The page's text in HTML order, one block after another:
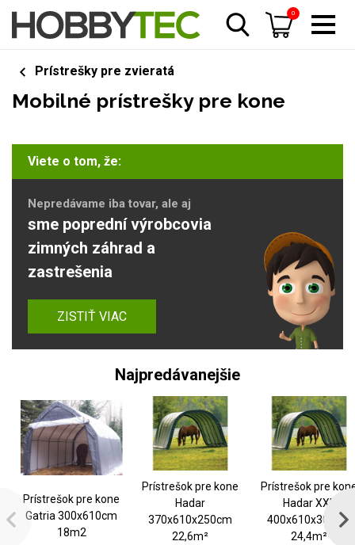
0
Prístrešky pre zvieratá
Mobilné prístrešky pre kone
Viete o tom, že:
Nepredávame iba tovar, ale aj
sme poprední výrobcovia
zimných záhrad a
zastrešenia
ZISTIŤ VIAC
Najpredávanejšie
Prístrešok pre kone
Gatria 300x610cm
18m2
Prístrešok pre kone
Hadar
370x610x250cm
22,6m²
Prístrešok pre
Hadar XXL
400x610x300cm
24,4m²